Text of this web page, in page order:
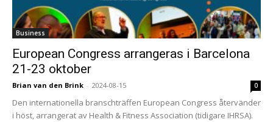
Business
European Congress arrangeras i Barcelona
21-23 oktober
Brian van den Brink - 2024-08-15 0
Den internationella branschträffen European Congress återvänder
i höst, arrangerat av Health & Fitness Association (tidigare IHRSA).